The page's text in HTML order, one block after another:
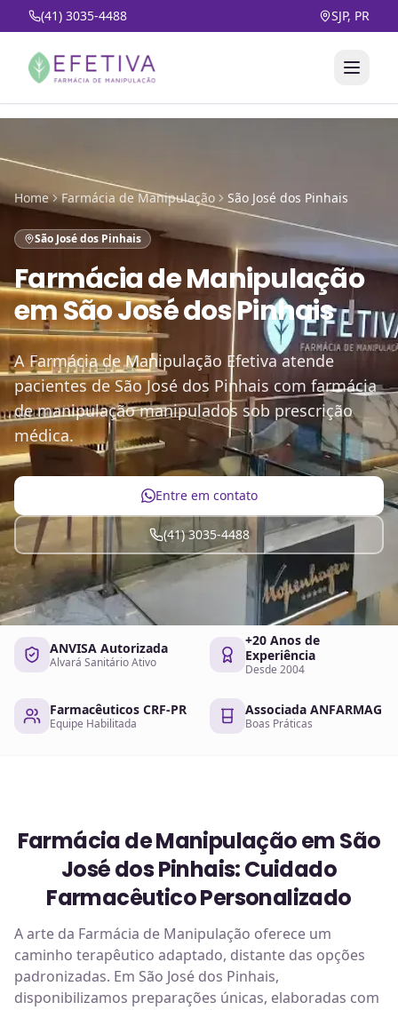
(41) 3035-4488 SJP, PR
Home Farmácia de Manipulação São José dos Pinhais
São José dos Pinhais
Farmácia de Manipulação
emSão José dos Pinhais
A Farmácia de Manipulação Efetiva atende
pacientes de São José dos Pinhais com farmácia
de manipulação manipulados sob prescrição
médica.
Entre em contato
(41) 3035-4488
ANVISA Autorizada
Alvará Sanitário Ativo
+20 Anos de
Experiência
Desde 2004
Farmacêuticos CRF-PR
Equipe Habilitada
Associada ANFARMAG
Boas Práticas
Farmácia de Manipulação em São
José dos Pinhais: Cuidado
Farmacêutico Personalizado
A arte da Farmácia de Manipulação oferece um
caminho terapêutico adaptado, distante das opções
padronizadas. Em São José dos Pinhais,
disponibilizamos preparações únicas, elaboradas com